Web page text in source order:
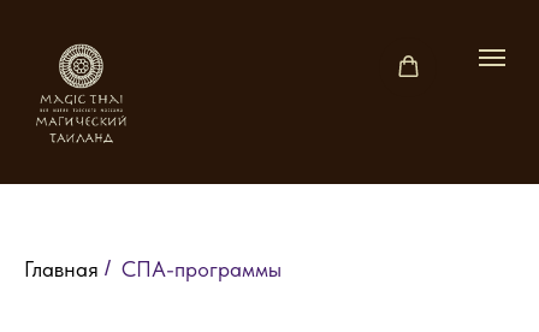
Главная / СПА-программы